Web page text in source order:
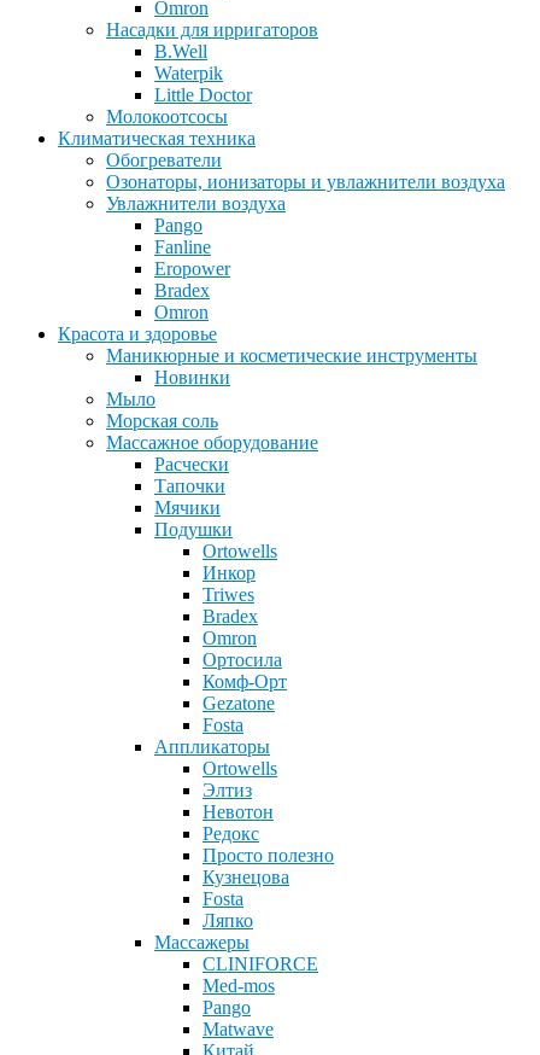
Omron
Насадки для ирригаторов
B.Well
Waterpik
Little Doctor
Молокоотсосы
Климатическая техника
Обогреватели
Озонаторы, ионизаторы и увлажнители воздуха
Увлажнители воздуха
Pango
Fanline
Eropower
Bradex
Omron
Красота и здоровье
Маникюрные и косметические инструменты
Новинки
Мыло
Морская соль
Массажное оборудование
Расчески
Тапочки
Мячики
Подушки
Ortowells
Инкор
Triwes
Bradex
Omron
Ортосила
Комф-Орт
Gezatone
Fosta
Аппликаторы
Ortowells
Элтиз
Невотон
Редокс
Просто полезно
Кузнецова
Fosta
Ляпко
Массажеры
CLINIFORCE
Med-mos
Pango
Matwave
Китай